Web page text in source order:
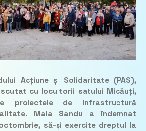
Acțiune și Solidaritate (PAS),
cu locuitorii satului Micăuți,
proiectele de infrastructură
Maia Sandu a îndemnat
să-și exercite dreptul la